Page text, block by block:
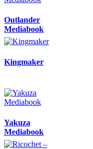
Outlander
Mediabook
Kingmaker
Yakuza
Mediabook